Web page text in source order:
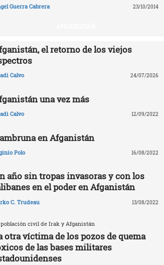
Guerra Cabrera 23/10/2014
el retorno de los viejos
Calvo 24/07/2026
una vez más
Calvo 12/09/2022
en Afganistán
Polo 16/08/2022
año sin tropas invasoras y con los
en el poder en Afganistán
C. Trudeau 13/08/2022
población civil de Irak y Afganistán
otra víctima de los pozos de quema
de las bases militares